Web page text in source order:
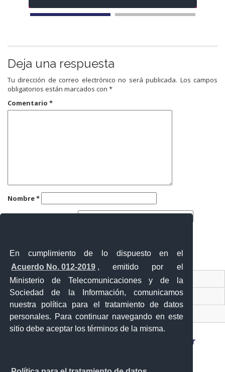
En cumplimiento de lo dispuesto en el
Acuerdo No. 012-2019 , emitido por el
Ministerio de Telecomunicaciones y de la
Sociedad de la Información, comunicamos
nuestra política para el tratamiento de datos
personales. Para continuar navegando en este
sitio debe aceptar los términos de la misma.
Deja una respuesta
Tu dirección de correo electrónico no será publicada. Los campos
obligatorios están marcados con *
Comentario *
Nombre*
Correo electrónico*
Contacto Ciudadano
Ventanilla Única de Comercio Exterior
Sistema Nacional de Información (SNI)
Sánchez y Cifuentes y Juan de Velasco esquina,